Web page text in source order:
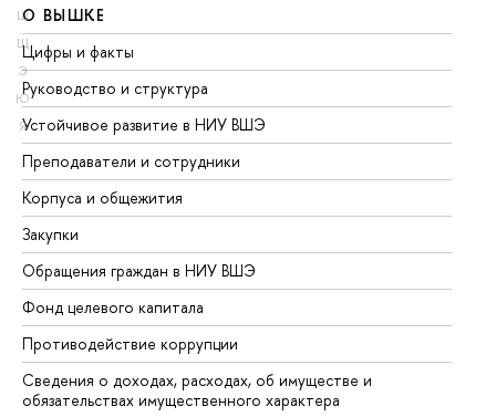
Ш
Щ
Э
Ю
Я
О ВЫШКЕ
Цифры и факты
Руководство и структура
Устойчивое развитие в НИУ ВШЭ
Преподаватели и сотрудники
Корпуса и общежития
Закупки
Обращения граждан в НИУ ВШЭ
Фонд целевого капитала
Противодействие коррупции
Сведения о доходах, расходах, об имуществе и
обязательствах имущественного характера